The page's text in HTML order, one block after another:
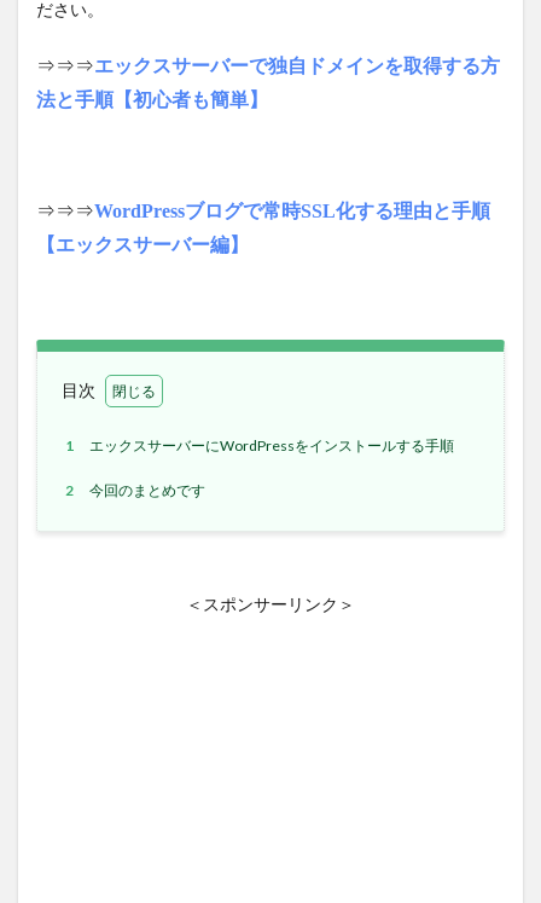
ださい。
⇒⇒⇒エックスサーバーで独自ドメインを取得する方
法と手順【初心者も簡単】
⇒⇒⇒WordPressブログで常時SSL化する理由と手順
【エックスサーバー編】
目次
1 エックスサーバーにWordPressをインストールする手順
2 今回のまとめです
＜スポンサーリンク＞